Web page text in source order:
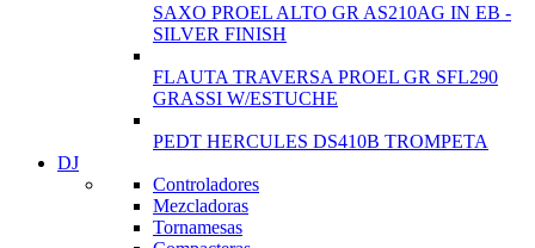
SAXO PROEL ALTO GR AS210AG IN EB -
SILVER FINISH
FLAUTA TRAVERSA PROEL GR SFL290
GRASSI W/ESTUCHE
PEDT HERCULES DS410B TROMPETA
DJ
Controladores
Mezcladoras
Tornamesas